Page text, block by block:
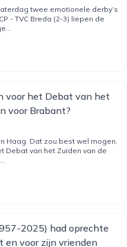
twee emotionele derby’s
- TVC Breda (2-3) liepen de
voor het Debat van het
voor Brabant?
Haag. Dat zou best wel mogen,
Debat van het Zuiden van de
2025) had oprechte
en voor zijn vrienden